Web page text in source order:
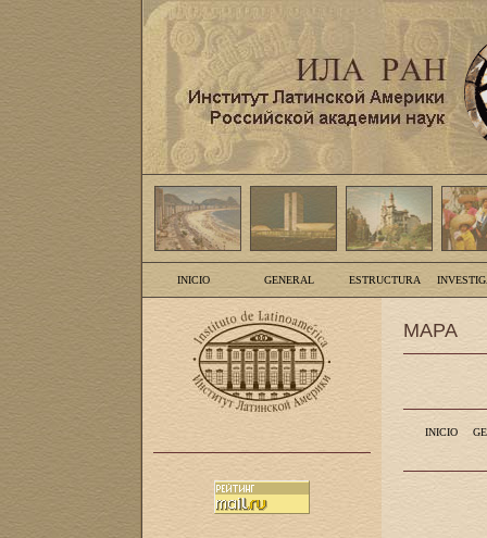
INICIO GENERAL ESTRUCTURA
MAPA
INICIO